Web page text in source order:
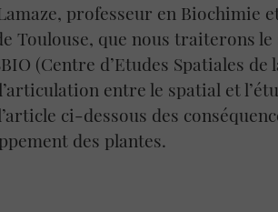
professeur en Biochimie
Toulouse, que nous traiterons le
(Centre d’Etudes Spatiales de
entre le spatial et
ci-dessous des
des plantes.